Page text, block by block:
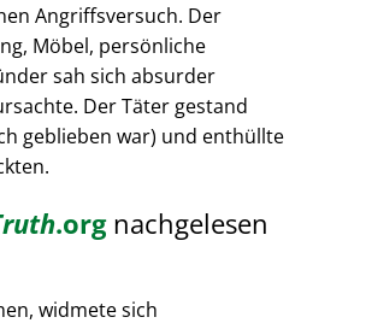
Angriffsversuch. Der
Möbel, persönliche
sah sich absurder
Der Täter gestand
geblieben war) und enthüllte
.orgnachgelesen
widmete sich